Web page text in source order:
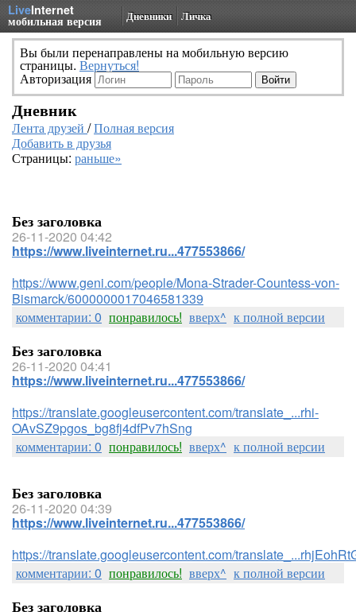
LiveInternet
мобильная версия Дневники Личка
Вы были перенаправлены на мобильную версию
страницы. Вернуться!
Авторизация
Дневник
Лента друзей /Полная версия
Добавить в друзья
Страницы: раньше»
Без заголовка
26-11-2020 04:42
https://www.liveinternet.ru...477553866/
https://www.geni.com/people/Mona-Strader-Countess-von-
Bismarck/6000000017046581339
комментарии: 0 понравилось! вверх^ к полной версии
Без заголовка
26-11-2020 04:41
https://www.liveinternet.ru...477553866/
https://translate.googleusercontent.com/translate_...rhi-
OAvSZ9pgos_bg8fj4dfPv7hSng
комментарии: 0 понравилось! вверх^ к полной версии
Без заголовка
26-11-2020 04:39
https://www.liveinternet.ru...477553866/
https://translate.googleusercontent.com/
комментарии: 0 понравилось! вверх^ к полной версии
Без заголовка